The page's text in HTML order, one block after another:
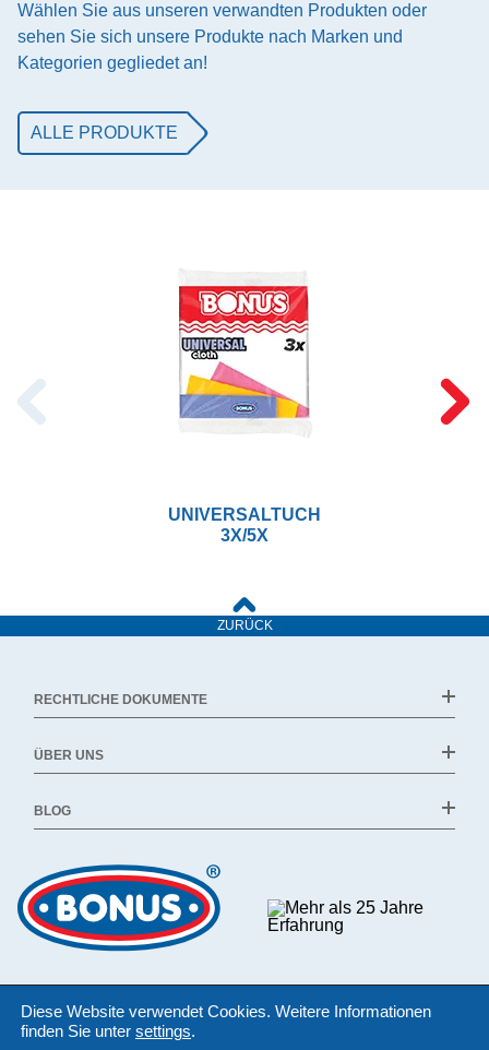
Wählen Sie aus unseren verwandten Produkten oder
sehen Sie sich unsere Produkte nach Marken und
Kategorien gegliedet an!
ALLE PRODUKTE
UNIVERSALTUCH
3X/5X
ZURÜCK
RECHTLICHE DOKUMENTE
ÜBER UNS
BLOG
Diese Website verwendet Cookies. Weitere Informationen
finden Sie unter settings.